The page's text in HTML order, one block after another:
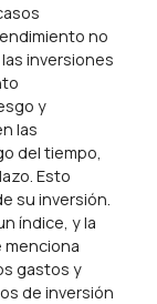
no
inversiones
y
las
del tiempo,
Esto
su inversión.
índice, y la
gastos y
de inversión